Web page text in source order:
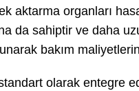
aktarma organları
da sahiptir ve daha
bakım
olarak entegre